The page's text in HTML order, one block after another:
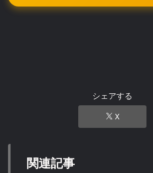
シェアする
X
関連記事